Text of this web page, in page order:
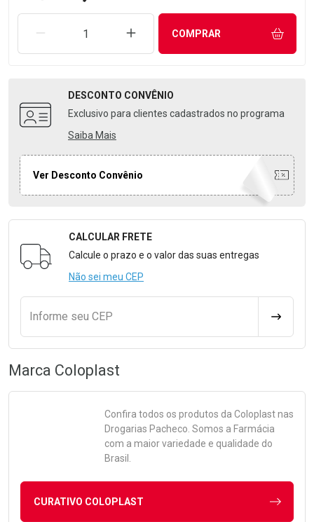
REMOVER UMA UNIDADEAUMENTAR UMA UNIDADE
COMPRAR
DESCONTO CONVÊNIO
Exclusivo para clientes cadastrados no programa
Saiba Mais
Ver Desconto Convênio
Formulário para Calcular o Frete
CALCULAR FRETE
Calcule o prazo e o valor das suas entregas
Não sei meu CEP
Informe seu CEP
Marca Coloplast
Confira todos os produtos da Coloplastnas
Drogarias Pacheco. Somos a Farmácia
com a maior variedade e qualidade do
Brasil.
CURATIVO COLOPLAST